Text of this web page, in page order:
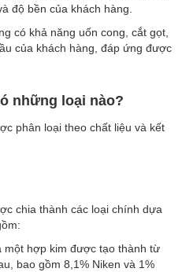
độ bền của khách hàng.
có khả năng uốn cong, cắt gọt,
của khách hàng, đáp ứng được
những loại nào?
phân loại theo chất liệu và kết
chia thành các loại chính dựa
hợp kim được tạo thành từ
bao gồm 8,1% Niken và 1%